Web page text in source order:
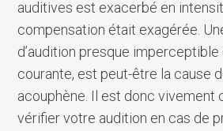
auditives est exacerbé en
compensation était exagérée.
d’audition presque imperceptible
courante, est peut-être la cause
acouphène. Il est donc vivement
vérifier votre audition en cas de